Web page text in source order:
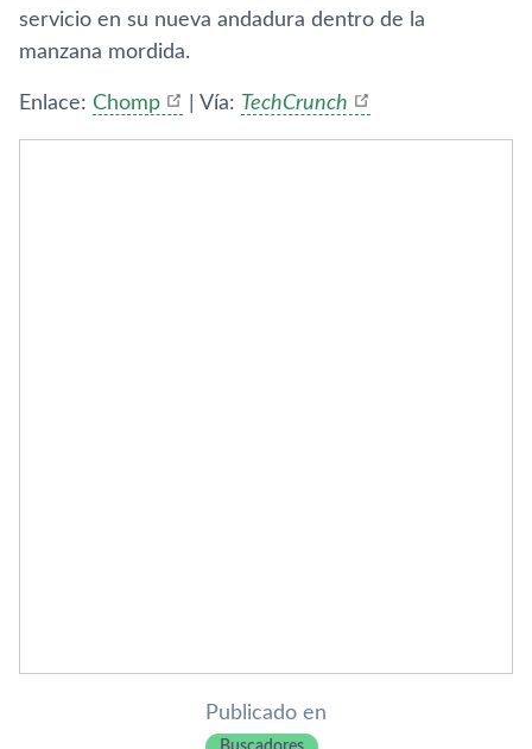
servicio en su nueva andadura dentro de la
manzana mordida.
Enlace: Chomp | Ví­a: TechCrunch
Publicado en